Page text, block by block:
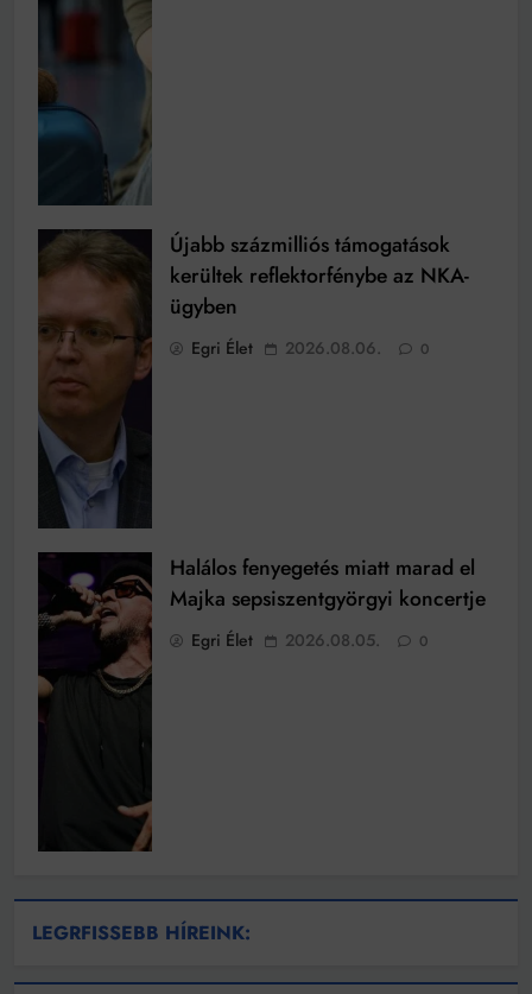
Újabb százmilliós támogatások
kerültek reflektorfénybe az NKA-
ügyben
Egri Élet 2026.08.06. 0
Halálos fenyegetés miatt marad el
Majka sepsiszentgyörgyi koncertje
Egri Élet 2026.08.05. 0
LEGRFISSEBB HÍREINK: